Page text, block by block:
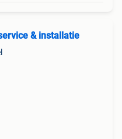
& installatie